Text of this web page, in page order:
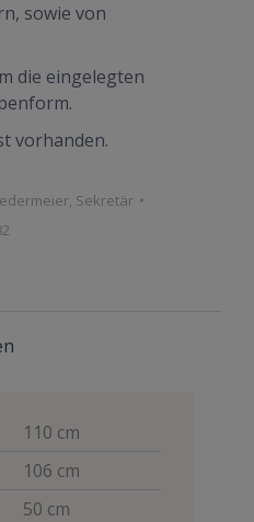
sowie von
die eingelegten
vorhanden.
, Sekretär
110 cm
106 cm
50 cm